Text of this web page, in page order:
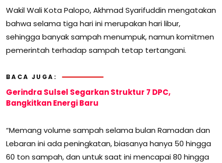
Wakil Wali Kota Palopo, Akhmad Syarifuddin mengatakan
bahwa selama tiga hari ini merupakan hari libur,
sehingga banyak sampah menumpuk, namun komitmen
pemerintah terhadap sampah tetap tertangani.
BACA JUGA:
Gerindra Sulsel Segarkan Struktur 7 DPC,
Bangkitkan Energi Baru
“Memang volume sampah selama bulan Ramadan dan
Lebaran ini ada peningkatan, biasanya hanya 50 hingga
60 ton sampah, dan untuk saat ini mencapai 80 hingga